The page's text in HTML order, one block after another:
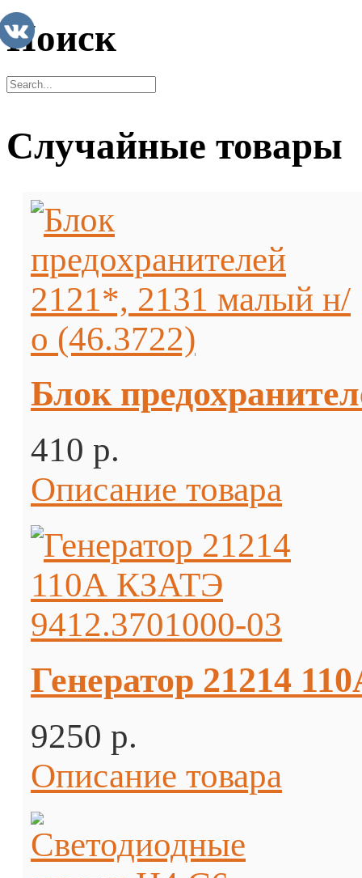
Поиск
Случайные товары
Блок
410 p.
Описание товара
Генератор 21214
9250 p.
Описание товара